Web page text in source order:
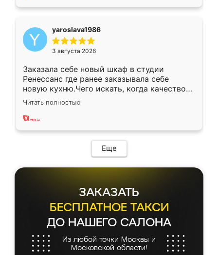
yaroslava1986
3 августа 2026
Заказала себе новый шкаф в студии
Ренессанс где ранее заказывала себе
новую кухню.Чего искать, когда качеством
вполне довольна. Служит кухня уже почти
два года, нареканий нет.
Читать полностью
Еще
ЗАКАЗАТЬ
БЕСПЛАТНОЕ ТАКСИ
ДО НАШЕГО САЛОНА
Из любой точки Москвы и
Московской области!